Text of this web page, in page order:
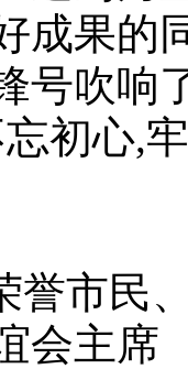
成果的
号吹响
初心,
誉市民
会主席